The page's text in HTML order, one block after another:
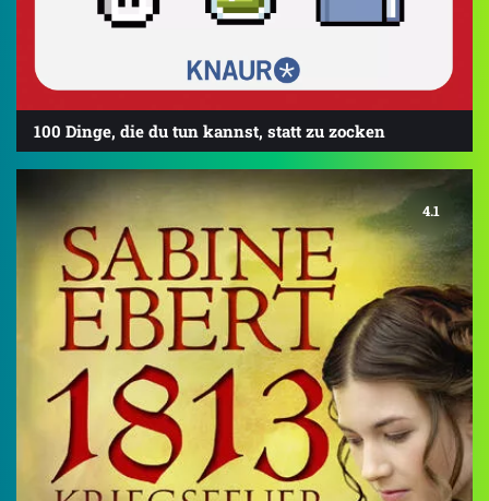
100 Dinge, die du tun kannst, statt zu zocken
4.1